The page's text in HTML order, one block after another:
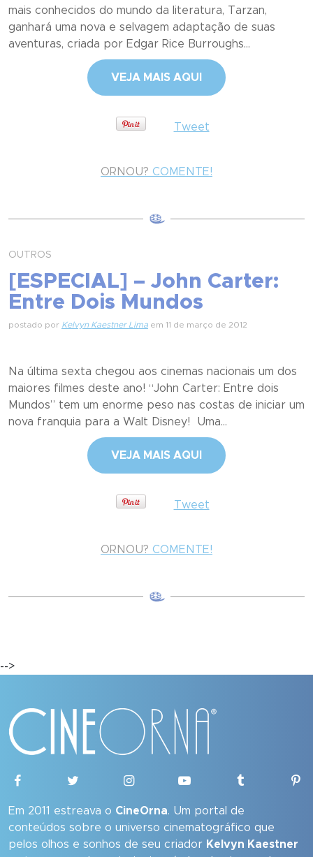
mais conhecidos do mundo da literatura, Tarzan,
ganhará uma nova e selvagem adaptação de suas
aventuras, criada por Edgar Rice Burroughs...
VEJA MAIS AQUI
Tweet
ORNOU? COMENTE!
OUTROS
[ESPECIAL] – John Carter:
Entre Dois Mundos
postado por Kelvyn Kaestner Lima em 11 de março de 2012
Na última sexta chegou aos cinemas nacionais um dos
maiores filmes deste ano! “John Carter: Entre dois
Mundos” tem um enorme peso nas costas de iniciar um
nova franquia para a Walt Disney! Uma...
VEJA MAIS AQUI
Tweet
ORNOU? COMENTE!
-->
Em 2011 estreava o CineOrna. Um portal de
conteúdos sobre o universo cinematográfico que
pelos olhos e sonhos de seu criador Kelvyn Kaestner